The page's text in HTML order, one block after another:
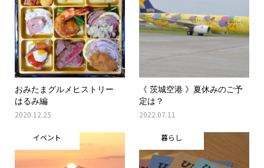
おみたまグルメヒストリー
はるみ編
2020.12.25
《 茨城空港 》夏休みのご予
定は？
2022.07.11
イベント 暮らし